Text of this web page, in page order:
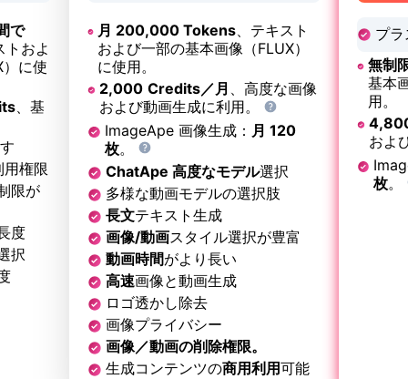
で
トおよ
に使
、基
用権限
限が
度
択
月 200,000 Tokens、テキスト
および一部の基本画像（FLUX）
に使用。
2,000 Credits／月 、高度な画像
および動画生成に利用。
ImageApe 画像生成： 月 120
枚。
ChatApe 高度なモデル選択
多様な動画モデルの選択肢
長文テキスト生成
画像/動画スタイル選択が豊富
動画時間がより長い
高速画像と動画生成
ロゴ透かし除去
画像プライバシー
画像／動画の削除権限。
生成コンテンツの商用利用可能
プ
無制
基本
用。
およ
枚。